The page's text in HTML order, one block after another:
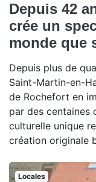
Depuis 42
crée un
monde que
Depuis plus de
Saint-Martin-en-
de Rochefort en
par des centaines
culturelle unique
création originale
Locales